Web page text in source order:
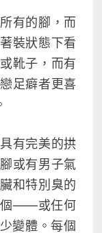
有的腳，而
裝狀態下看
靴子，而有
足癖者更喜
有完美的拱
或有男子氣
和特別臭的
個——或任何
變體。每個